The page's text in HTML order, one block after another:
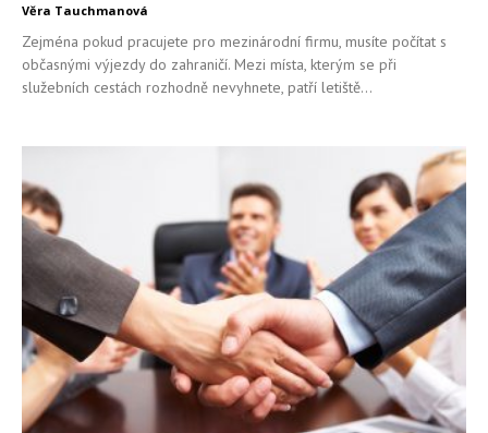
Věra Tauchmanová
Zejména pokud pracujete pro mezinárodní firmu, musíte počítat s
občasnými výjezdy do zahraničí. Mezi místa, kterým se při
služebních cestách rozhodně nevyhnete, patří letiště...